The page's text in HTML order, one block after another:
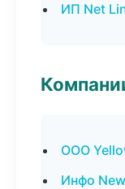
ИП Net
ООО
Инфо